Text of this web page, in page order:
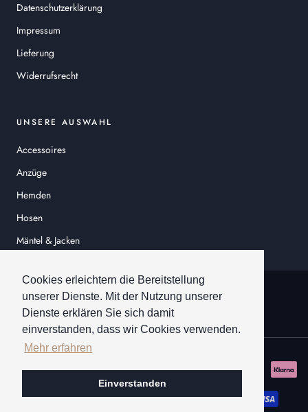
Cookies erleichtern die Bereitstellung
unserer Dienste. Mit der Nutzung unserer
Dienste erklären Sie sich damit
einverstanden, dass wir Cookies verwenden.
Mehr erfahren
Einverstanden
Datenschutzerklärung
Impressum
Lieferung
Widerrufsrecht
UNSERE AUSWAHL
Accessoires
Anzüge
Hemden
Hosen
Mäntel & Jacken
© HEINER SCHNEIDER